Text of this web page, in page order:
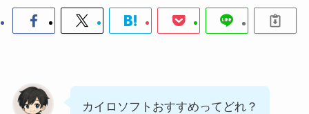
カイロソフトおすすめってどれ？